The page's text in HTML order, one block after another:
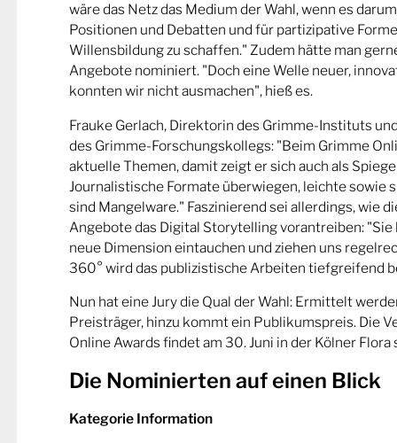
wäre das Netz das Medium der Wahl, wenn es
Positionen und Debatten und für partizipative
Willensbildung zu schaffen." Zudem hätte man
Angebote nominiert. "Doch eine Welle neuer,
konnten wir nicht ausmachen", hieß es.
Frauke Gerlach, Direktorin des Grimme-Instituts
des Grimme-Forschungskollegs: "Beim Grimme
aktuelle Themen, damit zeigt er sich auch als
Journalistische Formate überwiegen, leichte sowie
sind Mangelware." Faszinierend sei allerdings, wie
Angebote das Digital Storytelling vorantreiben: "Sie
neue Dimension eintauchen und ziehen uns
360° wird das publizistische Arbeiten tiefgreifend
Nun hat eine Jury die Qual der Wahl: Ermittelt
Preisträger, hinzu kommt ein Publikumspreis. Die
Online Awards findet am 30. Juni in der Kölner Flora
Die Nominierten auf einen Blick
Kategorie Information